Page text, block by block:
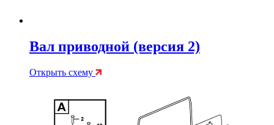
Вал приводной (версия 2)
Открыть схему